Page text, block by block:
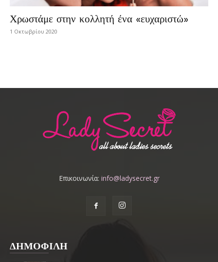
Χρωστάμε στην κολλητή ένα «ευχαριστώ»
1 Οκτωβρίου 2020
Επικοινωνία: info@ladysecret.gr
ΔΗΜΟΦΙΛΗ